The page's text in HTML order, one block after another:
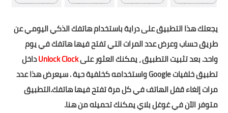
يجعلك هذا التطبيق على دراية باستخدام هاتفك الذكي اليومي عن
طريق حساب وعرض عدد المرات التي تفتح فيها هاتفك في يوم
واحد. بعد تثبيت التطبيق ، يمكنك العثور علىUnlock Clockداخل
تطبيق خلفيات Google واستخدامه كخلفية حية . سيعرض هذا عدد
مرات إلغاء قفل الهاتف في كل مرة تفتح فيها هاتفك.التطبيق
متوفر الآن في غوغل بلاي يمكنك تحميلهمن هنا.